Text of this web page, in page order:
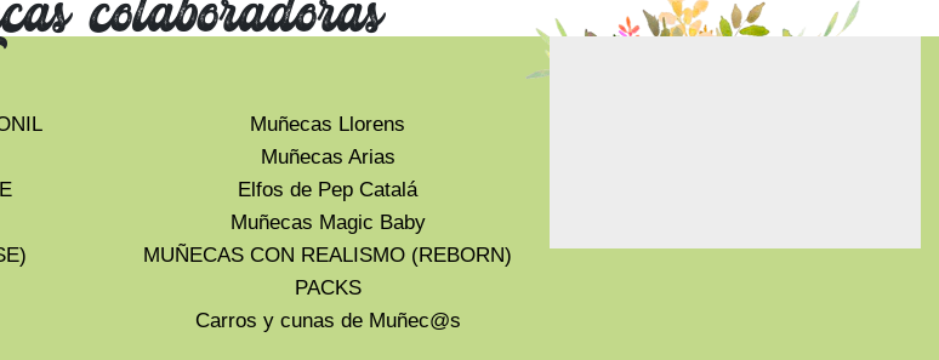
colaboradoras
Muñecas Llorens
Muñecas Arias
Elfos de Pep Catalá
Muñecas Magic Baby
MUÑECAS CON REALISMO (REBORN)
PACKS
Carros y cunas de Muñec@s